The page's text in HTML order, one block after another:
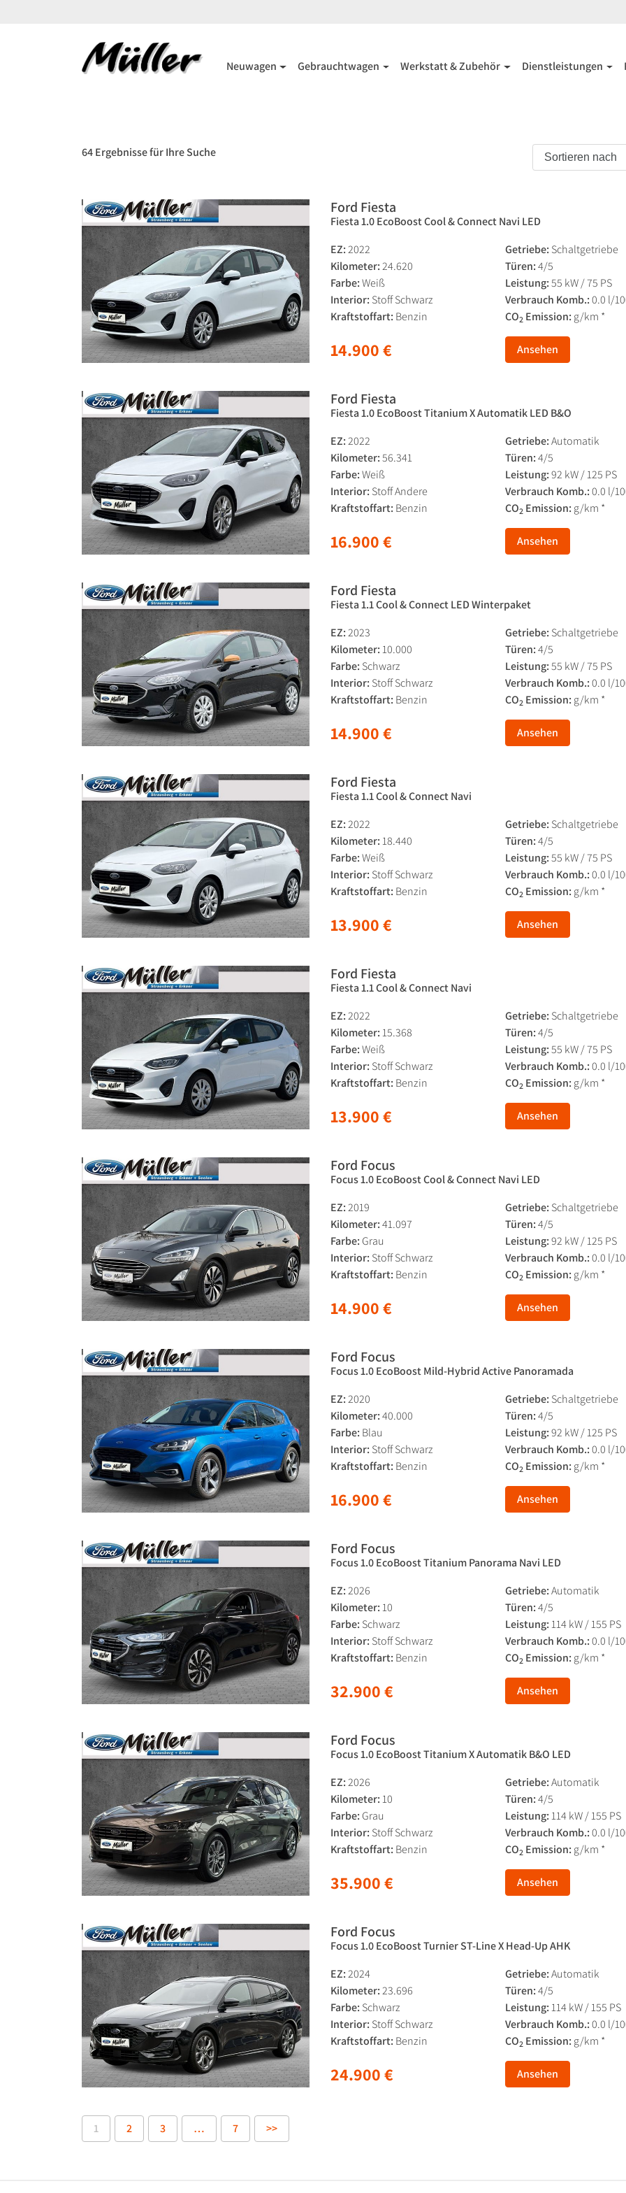
Neuwagen Gebrauchtwagen Werkstatt & Zubehör Dienstleistungen
64 Ergebnisse für Ihre Suche
Ford Fiesta
Fiesta 1.0 EcoBoost Cool & Connect Navi LED
EZ:2022 Getriebe: Schaltgetriebe
Kilometer:24.620 Türen:4/5
Farbe:Weiß Leistung:55 kW / 75 PS
Interior: Stoff Schwarz Verbrauch Komb.:0.0 l/
Kraftstoffart: Benzin CO2 Emission: g/km *
14.900 € Ansehen
Ford Fiesta
Fiesta 1.0 EcoBoost Titanium X Automatik LED B&O
EZ:2022 Getriebe:Automatik
Kilometer:56.341 Türen:4/5
Farbe:Weiß Leistung:92 kW / 125 PS
Interior: Stoff Andere Verbrauch Komb.:0.0 l/
Kraftstoffart: Benzin CO2 Emission: g/km *
16.900 € Ansehen
Ford Fiesta
Fiesta 1.1 Cool & Connect LED Winterpaket
EZ:2023 Getriebe: Schaltgetriebe
Kilometer: 10.000 Türen:4/5
Farbe: Schwarz Leistung:55 kW / 75 PS
Interior: Stoff Schwarz Verbrauch Komb.:0.0 l/
Kraftstoffart: Benzin CO2 Emission: g/km *
14.900 € Ansehen
Ford Fiesta
Fiesta 1.1 Cool & Connect Navi
EZ:2022 Getriebe: Schaltgetriebe
Kilometer: 18.440 Türen:4/5
Farbe:Weiß Leistung:55 kW / 75 PS
Interior: Stoff Schwarz Verbrauch Komb.:0.0 l/
Kraftstoffart: Benzin CO2 Emission: g/km *
13.900 € Ansehen
Ford Fiesta
Fiesta 1.1 Cool & Connect Navi
EZ:2022 Getriebe: Schaltgetriebe
Kilometer: 15.368 Türen:4/5
Farbe:Weiß Leistung:55 kW / 75 PS
Interior: Stoff Schwarz Verbrauch Komb.:0.0 l/
Kraftstoffart: Benzin CO2 Emission: g/km *
13.900 € Ansehen
Ford Focus
Focus 1.0 EcoBoost Cool & Connect Navi LED
EZ:2019 Getriebe: Schaltgetriebe
Kilometer:41.097 Türen:4/5
Farbe: Grau Leistung:92 kW / 125 PS
Interior: Stoff Schwarz Verbrauch Komb.:0.0 l/
Kraftstoffart: Benzin CO2 Emission: g/km *
14.900 € Ansehen
Ford Focus
Focus 1.0 EcoBoost Mild-Hybrid Active Panoramada
EZ:2020 Getriebe: Schaltgetriebe
Kilometer:40.000 Türen:4/5
Farbe: Blau Leistung:92 kW / 125 PS
Interior: Stoff Schwarz Verbrauch Komb.:0.0 l/
Kraftstoffart: Benzin CO2 Emission: g/km *
16.900 € Ansehen
Ford Focus
Focus 1.0 EcoBoost Titanium Panorama Navi LED
EZ:2026 Getriebe:Automatik
Kilometer: 10 Türen:4/5
Farbe: Schwarz Leistung: 114 kW / 155 PS
Interior: Stoff Schwarz Verbrauch Komb.:0.0 l/
Kraftstoffart: Benzin CO2 Emission: g/km *
32.900 € Ansehen
Ford Focus
Focus 1.0 EcoBoost Titanium X Automatik B&O LED
EZ:2026 Getriebe:Automatik
Kilometer: 10 Türen:4/5
Farbe: Grau Leistung: 114 kW / 155 PS
Interior: Stoff Schwarz Verbrauch Komb.:0.0 l/
Kraftstoffart: Benzin CO2 Emission: g/km *
35.900 € Ansehen
Ford Focus
Focus 1.0 EcoBoost Turnier ST-Line X Head-Up AHK
EZ:2024 Getriebe:Automatik
Kilometer:23.696 Türen:4/5
Farbe: Schwarz Leistung: 114 kW / 155 PS
Interior: Stoff Schwarz Verbrauch Komb.:0.0 l/
Kraftstoffart: Benzin CO2 Emission: g/km *
24.900 € Ansehen
1 2 3 … 7 >>